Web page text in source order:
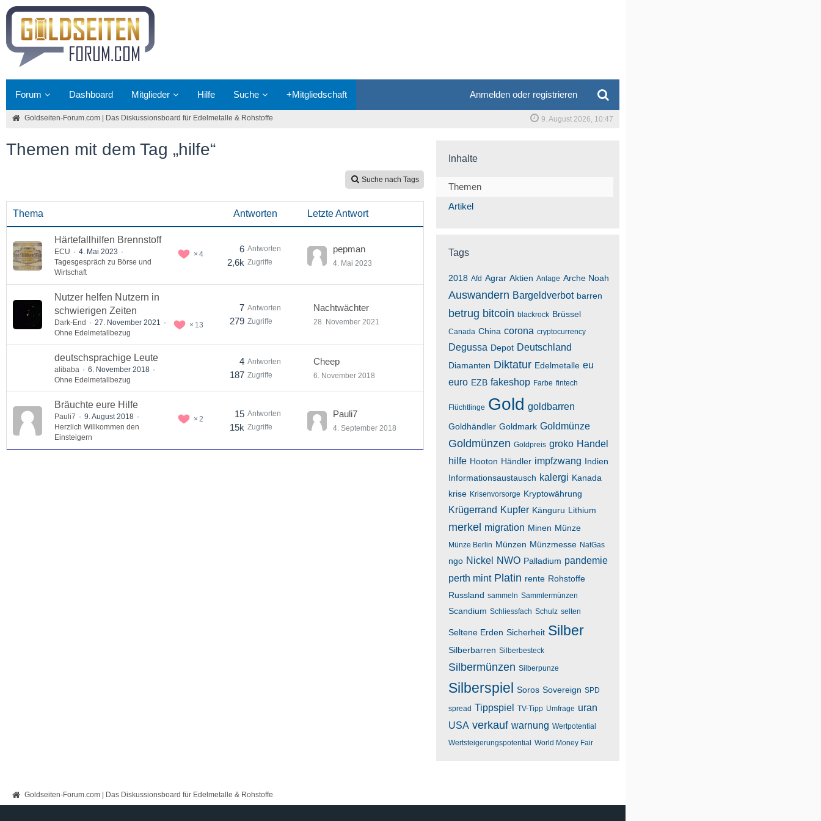
Forum Dashboard Mitglieder Hilfe Suche +Mitgliedschaft Anmelden oder registrieren
Goldseiten-Forum.com | Das Diskussionsboard für Edelmetalle & Rohstoffe
Goldseiten-Forum.com | Das Diskussionsboard für Edelmetalle & Rohstoffe 9. August 2026, 10:47
Themen mit dem Tag „hilfe“
Suche nach Tags
Thema Antworten Letzte Antwort
Härtefallhilfen Brennstoff
4
ECU
4. Mai 2023
Tagesgespräch zu Börse und
Wirtschaft
Antworten
6
Zugriffe
2,6k
pepman
4. Mai 2023
Nutzer helfen Nutzern in
schwierigen Zeiten
13
Dark-End
27. November 2021
Ohne Edelmetallbezug
Antworten
7
Zugriffe
279
Nachtwächter
28. November 2021
deutschsprachige Leute
alibaba
6. November 2018
Ohne Edelmetallbezug
Antworten
4
Zugriffe
187
Cheep
6. November 2018
Bräuchte eure Hilfe
2
Pauli7
9. August 2018
Herzlich Willkommen den
Einsteigern
Antworten
15
Zugriffe
15k
Pauli7
4. September 2018
Inhalte
Themen
Artikel
Tags
2018 Afd Agrar Aktien Anlage Arche Noah
Auswandern Bargeldverbot barren
betrug bitcoin blackrock Brüssel
Canada China corona cryptocurrency
Degussa Depot Deutschland
Diamanten Diktatur Edelmetalle eu
euro EZB fakeshop Farbe fintech
Flüchtlinge Gold goldbarren
Goldhändler Goldmark Goldmünze
Goldmünzen Goldpreis groko Handel
hilfe Hooton Händler impfzwang Indien
Informationsaustausch kalergi Kanada
krise Krisenvorsorge Kryptowährung
Krügerrand Kupfer Känguru Lithium
merkel migration Minen Münze
Münze Berlin Münzen Münzmesse NatGas
ngo Nickel NWO Palladium pandemie
perth mint Platin rente Rohstoffe
Russland sammeln Sammlermünzen
Scandium Schliessfach Schulz selten
Seltene Erden Sicherheit Silber
Silberbarren Silberbesteck
Silbermünzen Silberpunze
Silberspiel Soros Sovereign SPD
spread Tippspiel TV-Tipp Umfrage uran
USA verkauf warnung Wertpotential
Wertsteigerungspotential World Money Fair